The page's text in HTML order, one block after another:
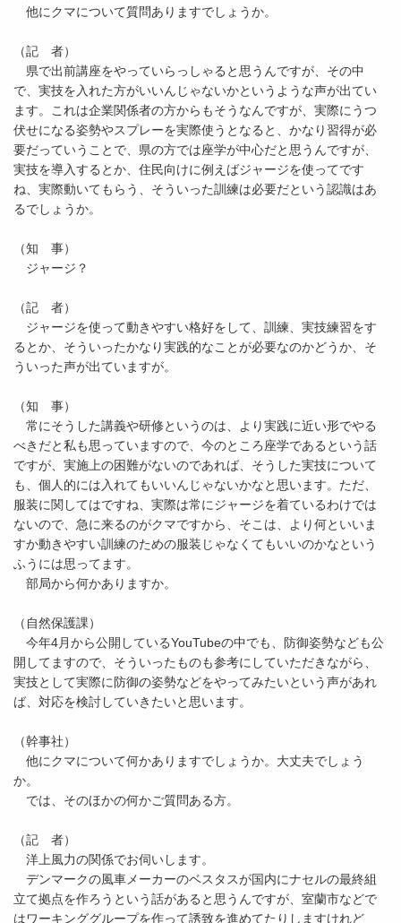
他にクマについて質問ありますでしょうか。
（記 者）
県で出前講座をやっていらっしゃると思うんですが、その中
で、実技を入れた方がいいんじゃないかというような声が出てい
ます。これは企業関係者の方からもそうなんですが、実際にうつ
伏せになる姿勢やスプレーを実際使うとなると、かなり習得が必
要だっていうことで、県の方では座学が中心だと思うんですが、
実技を導入するとか、住民向けに例えばジャージを使ってです
ね、実際動いてもらう、そういった訓練は必要だという認識はあ
るでしょうか。
（知 事）
ジャージ？
（記 者）
ジャージを使って動きやすい格好をして、訓練、実技練習をす
るとか、そういったかなり実践的なことが必要なのかどうか、そ
ういった声が出ていますが。
（知 事）
常にそうした講義や研修というのは、より実践に近い形でやる
べきだと私も思っていますので、今のところ座学であるという話
ですが、実施上の困難がないのであれば、そうした実技について
も、個人的には入れてもいいんじゃないかなと思います。ただ、
服装に関してはですね、実際は常にジャージを着ているわけでは
ないので、急に来るのがクマですから、そこは、より何といいま
すか動きやすい訓練のための服装じゃなくてもいいのかなという
ふうには思ってます。
部局から何かありますか。
（自然保護課）
今年4月から公開しているYouTubeの中でも、防御姿勢なども公
開してますので、そういったものも参考にしていただきながら、
実技として実際に防御の姿勢などをやってみたいという声があれ
ば、対応を検討していきたいと思います。
（幹事社）
他にクマについて何かありますでしょうか。大丈夫でしょう
か。
では、そのほかの何かご質問ある方。
（記 者）
洋上風力の関係でお伺いします。
デンマークの風車メーカーのベスタスが国内にナセルの最終組
立て拠点を作ろうという話があると思うんですが、室蘭市などで
はワーキンググループを作って誘致を進めてたりしますけれど